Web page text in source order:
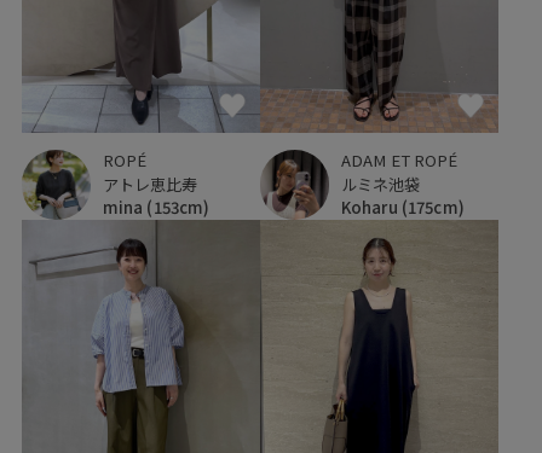
ROPÉ
アトレ恵比寿
mina (153cm)
ADAM ET ROPÉ
ルミネ池袋
Koharu (175cm)